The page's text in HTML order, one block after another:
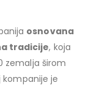
osnovana
tradicije, koja
zemalja širom
kompanije je